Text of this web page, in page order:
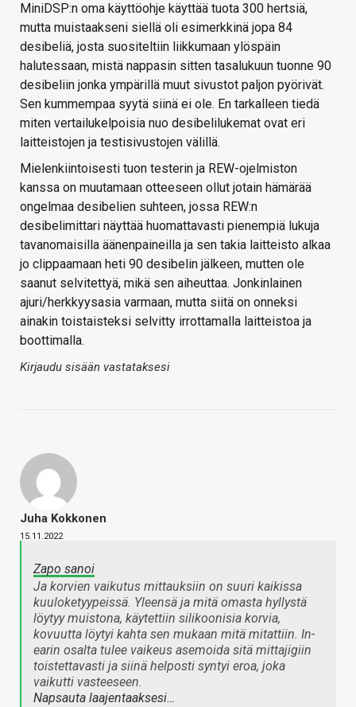
MiniDSP:n oma käyttöohje käyttää tuota 300 hertsiä,
mutta muistaakseni siellä oli esimerkkinä jopa 84
desibeliä, josta suositeltiin liikkumaan ylöspäin
halutessaan, mistä nappasin sitten tasalukuun tuonne 90
desibeliin jonka ympärillä muut sivustot paljon pyörivät.
Sen kummempaa syytä siinä ei ole. En tarkalleen tiedä
miten vertailukelpoisia nuo desibelilukemat ovat eri
laitteistojen ja testisivustojen välillä.
Mielenkiintoisesti tuon testerin ja REW-ojelmiston
kanssa on muutamaan otteeseen ollut jotain hämärää
ongelmaa desibelien suhteen, jossa REW:n
desibelimittari näyttää huomattavasti pienempiä lukuja
tavanomaisilla äänenpaineilla ja sen takia laitteisto alkaa
jo clippaamaan heti 90 desibelin jälkeen, mutten ole
saanut selvitettyä, mikä sen aiheuttaa. Jonkinlainen
ajuri/herkkyysasia varmaan, mutta siitä on onneksi
ainakin toistaisteksi selvitty irrottamalla laitteistoa ja
boottimalla.
Kirjaudu sisään vastataksesi
Juha Kokkonen
15.11.2022
Zapo sanoi
Ja korvien vaikutus mittauksiin on suuri kaikissa
kuuloketyypeissä. Yleensä ja mitä omasta hyllystä
löytyy muistona, käytettiin silikoonisia korvia,
kovuutta löytyi kahta sen mukaan mitä mitattiin. In-
earin osalta tulee vaikeus asemoida sitä mittajigiin
toistettavasti ja siinä helposti syntyi eroa, joka
vaikutti vasteeseen.
Napsauta laajentaaksesi…